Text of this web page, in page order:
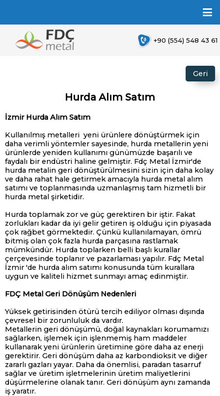
+90 (554) 548 43 61
Geri
Hurda Alım Satım
İzmir Hurda Alım Satım
Kullanılmış metalleri yeni ürünlere dönüştürmek için
daha verimli yöntemler sayesinde, hurda metallerin yeni
ürünlerde yeniden kullanımı günümüzde başarılı ve
faydalı bir endüstri haline gelmiştir. Fdç Metal İzmir'de
hurda metalin geri dönüştürülmesini sizin için daha kolay
ve daha rahat hale getirmek amacıyla hurda metal alım
satımı ve toplanmasında uzmanlaşmış tam hizmetli bir
hurda metal şirketidir.
Hurda toplamak zor ve güç gerektiren bir iştir. Fakat
zorlukları kadar da iyi gelir getiren iş olduğu için piyasada
çok rağbet görmektedir. Çünkü kullanılamayan, ömrü
bitmiş olan çok fazla hurda parçasına rastlamak
mümkündür. Hurda toplarken belli başlı kurallar
çerçevesinde toplanır ve pazarlaması yapılır. Fdç Metal
İzmir 'de hurda alım satımı konusunda tüm kurallara
uygun ve kaliteli hizmet sunmayı amaç edinmiştir.
FDÇ Metal Geri Dönüşüm Nedenleri
Yüksek getirisinden ötürü tercih ediliyor olması dışında
çevresel bir zorunluluk da vardır.
Metallerin geri dönüşümü, doğal kaynakları korumamızı
sağlarken, işlemek için işlenmemiş ham maddeler
kullanarak yeni ürünlerin üretimine göre daha az enerji
gerektirir. Geri dönüşüm daha az karbondioksit ve diğer
zararlı gazları yayar. Daha da önemlisi, paradan tasarruf
sağlar ve üretim işletmelerinin üretim maliyetlerini
düşürmelerine olanak tanır. Geri dönüşüm aynı zamanda
iş yaratır.